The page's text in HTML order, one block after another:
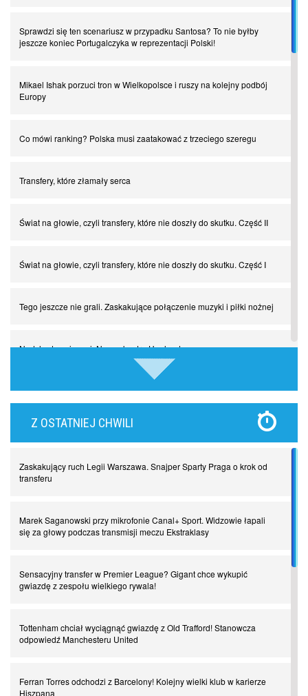
Sprawdzi się ten scenariusz w przypadku Santosa? To nie byłby
jeszcze koniec Portugalczyka w reprezentacji Polski!
Mikael Ishak porzuci tron w Wielkopolsce i ruszy na kolejny podbój
Europy
Co mówi ranking? Polska musi zaatakować z trzeciego szeregu
Transfery, które złamały serca
Świat na głowie, czyli transfery, które nie doszły do skutku. Część II
Świat na głowie, czyli transfery, które nie doszły do skutku. Część I
Tego jeszcze nie grali. Zaskakujące połączenie muzyki i piłki nożnej
Nadchodzą giganci. Nunez kontra Haaland
Lewandowski kontra Bayern. Czy wilk będzie syty, a owca cała?
Piłkarz z numerem 47. Phil Foden i inne przypadki
Spadkowicze z Serie A. Komu powiemy ciao?
Powrót do Ekstraklasy. Kolejny sen Miedzi Legnica
Chłopak z pizzerii. Kim był zmarły Mino Raiola?
Z OSTATNIEJ CHWILI
Zaskakujący ruch Legii Warszawa. Snajper Sparty Praga o krok od
transferu
Marek Saganowski przy mikrofonie Canal+ Sport. Widzowie łapali
się za głowy podczas transmisji meczu Ekstraklasy
Sensacyjny transfer w Premier League? Gigant chce wykupić
gwiazdę z zespołu wielkiego rywala!
Tottenham chciał wyciągnąć gwiazdę z Old Trafford! Stanowcza
odpowiedź Manchesteru United
Ferran Torres odchodzi z Barcelony! Kolejny wielki klub w karierze
Hiszpana